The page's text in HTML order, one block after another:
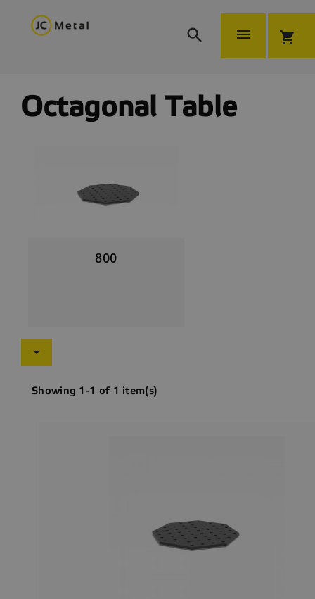
  shopping_cart
Octagonal Table
800

Showing 1-1 of 1 item(s)